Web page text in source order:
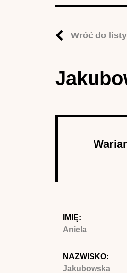
Wróć do listy
Autor
IMIĘ:
Aniela
NAZWISKO:
Jakubowska